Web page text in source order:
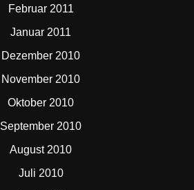
Februar 2011
Januar 2011
Dezember 2010
November 2010
Oktober 2010
September 2010
August 2010
Juli 2010